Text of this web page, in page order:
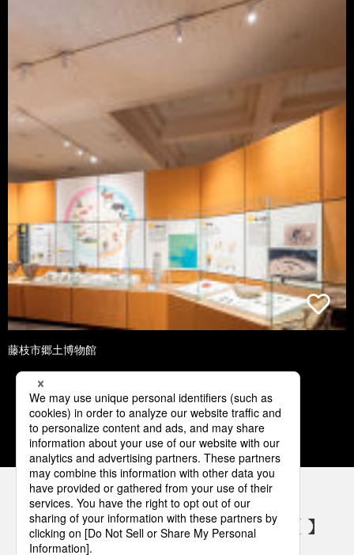
藤枝市郷土博物館
1 2 3 4 5
パナソニックの電気設備 SNSアカウント